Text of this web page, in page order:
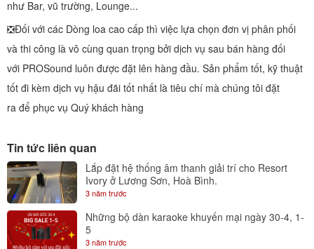
như Bar, vũ trường, Lounge...
❎Đối với các Dòng loa cao cấp thì việc lựa chọn đơn vị phân phối
và thi công là vô cùng quan trọng bởi dịch vụ sau bán hàng đối
với PROSound luôn được đặt lên hàng đầu. Sản phẩm tốt, kỹ thuật
tốt đi kèm dịch vụ hậu đãi tốt nhất là tiêu chí mà chúng tôi đặt
ra để phục vụ Quý khách hàng
Tin tức liên quan
Lắp đặt hệ thống âm thanh giải trí cho Resort
Ivory ở Lương Sơn, Hoà Bình.
3 năm trước
Những bộ dàn karaoke khuyến mại ngày 30-4, 1-
5
3 năm trước